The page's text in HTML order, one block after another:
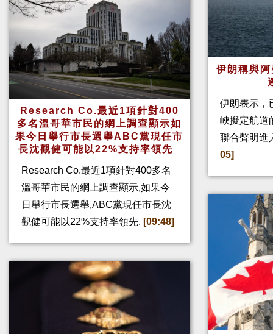
Research Co.最近1項針對400
多名溫哥華市民的網上調查顯示如
果今日舉行市長選舉ABC黨現任市
長沈觀健可能以22%支持率領先
Research Co.最近1項針對400多名
溫哥華市民的網上調查顯示,如果今
日舉行市長選舉,ABC黨現任市長沈
觀健可能以22%支持率領先. [09:48]
伊朗稱與
伊朗表示，
峽擬定航道
聯合聲明進
05]